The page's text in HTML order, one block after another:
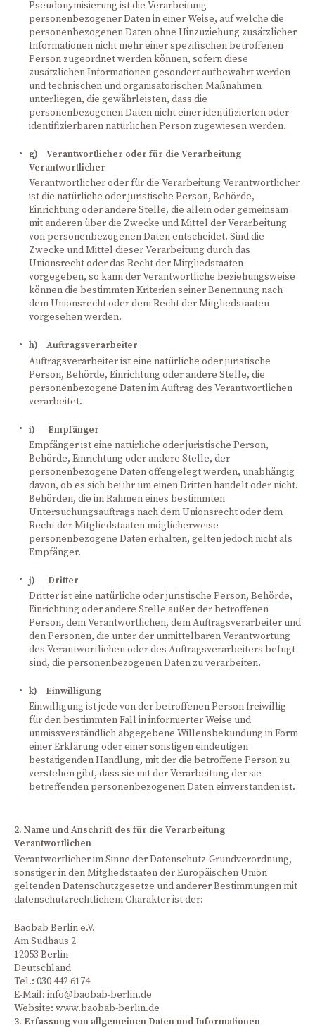
Pseudonymisierung ist die Verarbeitung
personenbezogener Daten in einer Weise, auf welche die
personenbezogenen Daten ohne Hinzuziehung zusätzlicher
Informationen nicht mehr einer spezifischen betroffenen
Person zugeordnet werden können, sofern diese
zusätzlichen Informationen gesondert aufbewahrt werden
und technischen und organisatorischen Maßnahmen
unterliegen, die gewährleisten, dass die
personenbezogenen Daten nicht einer identifizierten oder
identifizierbaren natürlichen Person zugewiesen werden.
g) Verantwortlicher oder für die Verarbeitung
Verantwortlicher
Verantwortlicher oder für die Verarbeitung Verantwortlicher
ist die natürliche oder juristische Person, Behörde,
Einrichtung oder andere Stelle, die allein oder gemeinsam
mit anderen über die Zwecke und Mittel der Verarbeitung
von personenbezogenen Daten entscheidet. Sind die
Zwecke und Mittel dieser Verarbeitung durch das
Unionsrecht oder das Recht der Mitgliedstaaten
vorgegeben, so kann der Verantwortliche beziehungsweise
können die bestimmten Kriterien seiner Benennung nach
dem Unionsrecht oder dem Recht der Mitgliedstaaten
vorgesehen werden.
h) Auftragsverarbeiter
Auftragsverarbeiter ist eine natürliche oder juristische
Person, Behörde, Einrichtung oder andere Stelle, die
personenbezogene Daten im Auftrag des Verantwortlichen
verarbeitet.
i) Empfänger
Empfänger ist eine natürliche oder juristische Person,
Behörde, Einrichtung oder andere Stelle, der
personenbezogene Daten offengelegt werden, unabhängig
davon, ob es sich bei ihr um einen Dritten handelt oder nicht.
Behörden, die im Rahmen eines bestimmten
Untersuchungsauftrags nach dem Unionsrecht oder dem
Recht der Mitgliedstaaten möglicherweise
personenbezogene Daten erhalten, gelten jedoch nicht als
Empfänger.
j) Dritter
Dritter ist eine natürliche oder juristische Person, Behörde,
Einrichtung oder andere Stelle außer der betroffenen
Person, dem Verantwortlichen, dem Auftragsverarbeiter und
den Personen, die unter der unmittelbaren Verantwortung
des Verantwortlichen oder des Auftragsverarbeiters befugt
sind, die personenbezogenen Daten zu verarbeiten.
k) Einwilligung
Einwilligung ist jede von der betroffenen Person freiwillig
für den bestimmten Fall in informierter Weise und
unmissverständlich abgegebene Willensbekundung in Form
einer Erklärung oder einer sonstigen eindeutigen
bestätigenden Handlung, mit der die betroffene Person zu
verstehen gibt, dass sie mit der Verarbeitung der sie
betreffenden personenbezogenen Daten einverstanden ist.
2. Name und Anschrift des für die Verarbeitung
Verantwortlichen
Verantwortlicher im Sinne der Datenschutz-Grundverordnung,
sonstiger in den Mitgliedstaaten der Europäischen Union
geltenden Datenschutzgesetze und anderer Bestimmungen mit
datenschutzrechtlichem Charakter ist der:
Baobab Berlin e.V.
Am Sudhaus 2
12053 Berlin
Deutschland
Tel.: 030 442 6174
E-Mail: info@baobab-berlin.de
Website: www.baobab-berlin.de
3. Erfassung von allgemeinen Daten und Informationen